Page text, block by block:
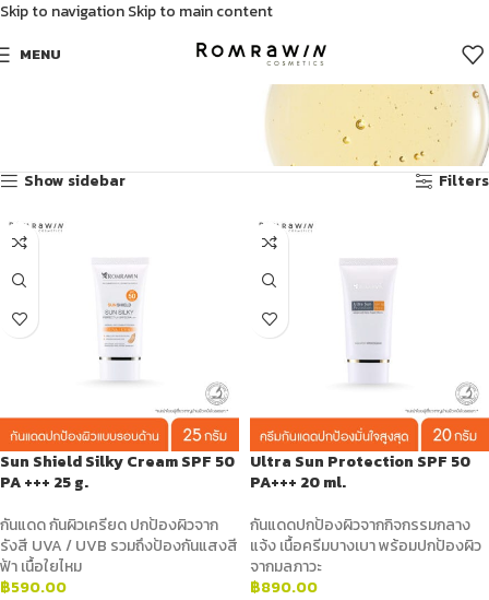
Skip to navigationSkip to main content
MENU
ผลิตภัณฑ์ลดจุดด่างดํา
Show sidebar
Filters
Sun Shield Silky Cream SPF 50
PA +++ 25 g.
กันแดด กันผิวเครียด ปกป้องผิวจาก
รังสี UVA / UVB รวมถึงป้องกันแสงสี
ฟ้า เนื้อใยไหม
฿590.00
Ultra Sun Protection SPF 50
PA+++ 20 ml.
กันแดดปกป้องผิวจากกิจกรรมกลาง
แจ้ง เนื้อครีมบางเบา พร้อมปกป้องผิว
จากมลภาวะ
฿890.00